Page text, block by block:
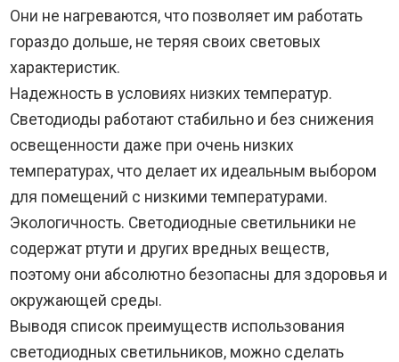
Они не нагреваются, что позволяет им работать
гораздо дольше, не теряя своих световых
характеристик.
Надежность в условиях низких температур.
Светодиоды работают стабильно и без снижения
освещенности даже при очень низких
температурах, что делает их идеальным выбором
для помещений с низкими температурами.
Экологичность. Светодиодные светильники не
содержат ртути и других вредных веществ,
поэтому они абсолютно безопасны для здоровья и
окружающей среды.
Выводя список преимуществ использования
светодиодных светильников, можно сделать